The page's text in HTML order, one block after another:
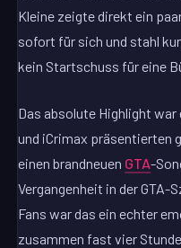
Kleine zeigte direkt ein
sofort für sich und stahl
kein Startschuss für eine
Das absolute Highlight
und iCrimax präsentierten
einen brandneuen GTA-
Vergangenheit in der GTA-
Fans war das ein echter
zusammen fast vier